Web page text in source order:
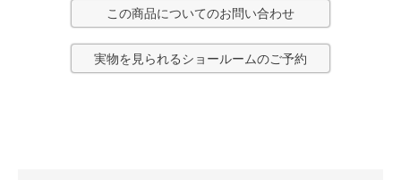
この商品についてのお問い合わせ
実物を見られるショールームのご予約